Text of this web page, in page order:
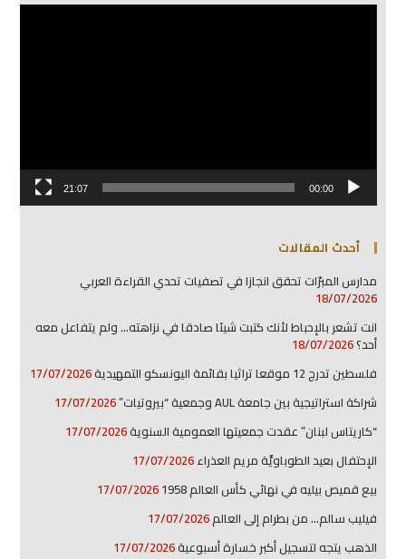
مشغل
00:00
21:07
أحدث المقالات
مدارس المبرّات تحقق انجازا في تصفيات تحدي القراءة العربي
18/07/2026
انت تشعر بالإحباط لأنك كتبت شيئا صادقا في نزاهته… ولم يتفاعل معه
أحد؟18/07/2026
فلسطين تدرج 12 موقعا تراثيا بقائمة اليونسكو التمهيدية
17/07/2026
شراكة استراتيجية بين جامعة AUL وجمعية “بيروتيات”
17/07/2026
“كاريتاس لبنان” عقدت جمعيتها العمومية السنوية17/07/2026
الإحتفال بعيد الطوباويَّة مريم العذراء17/07/2026
بيع قميص بيليه في نهائي كأس العالم 1958
17/07/2026
فيليب سالم… من بطرام إلى العالم17/07/2026
الذهب يتجه لتسجيل أكبر خسارة أسبوعية17/07/2026